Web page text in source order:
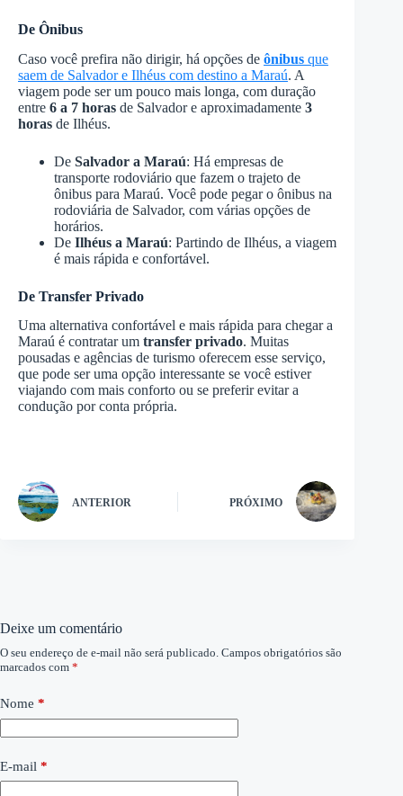
De Ônibus
Caso você prefira não dirigir, há opções de ônibus que
saem de Salvador e Ilhéus com destino a Maraú. A
viagem pode ser um pouco mais longa, com duração
entre 6 a 7 horas de Salvador e aproximadamente 3
horas de Ilhéus.
De Salvador a Maraú: Há empresas de
transporte rodoviário que fazem o trajeto de
ônibus para Maraú. Você pode pegar o ônibus na
rodoviária de Salvador, com várias opções de
horários.
De Ilhéus a Maraú: Partindo de Ilhéus, a viagem
é mais rápida e confortável.
De Transfer Privado
Uma alternativa confortável e mais rápida para chegar a
Maraú é contratar um transfer privado. Muitas
pousadas e agências de turismo oferecem esse serviço,
que pode ser uma opção interessante se você estiver
viajando com mais conforto ou se preferir evitar a
condução por conta própria.
ANTERIOR PRÓXIMO
Deixe um comentário
O seu endereço de e-mail não será publicado. Campos obrigatórios são
marcados com *
Nome *
E-mail *